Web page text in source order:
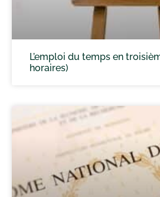
L’emploi du temps en
horaires)